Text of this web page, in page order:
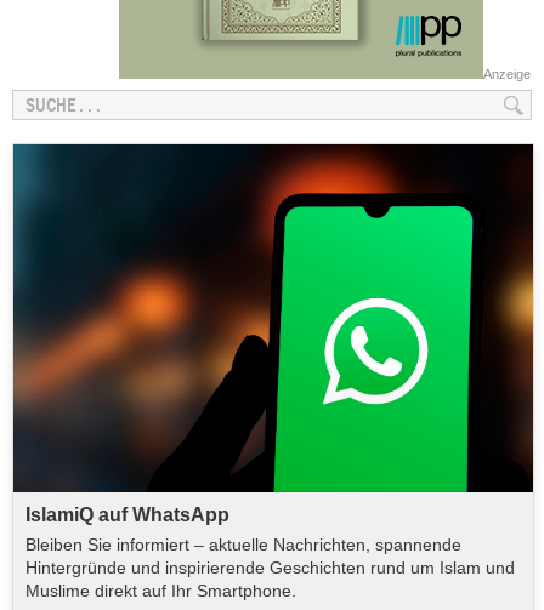
Anzeige
IslamiQ auf WhatsApp
Bleiben Sie informiert – aktuelle Nachrichten, spannende
Hintergründe und inspirierende Geschichten rund um Islam und
Muslime direkt auf Ihr Smartphone.